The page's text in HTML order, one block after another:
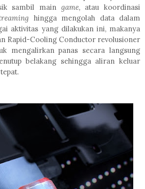
sambil main game, atau koordinasi
hingga mengolah data dalam
aktivitas yang dilakukan ini, makanya
Rapid-Cooling Conductor revolusioner
mengalirkan panas secara langsung
belakang sehingga aliran keluar